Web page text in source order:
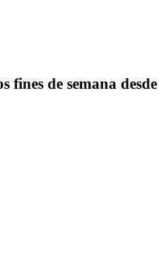
fines de semana desde